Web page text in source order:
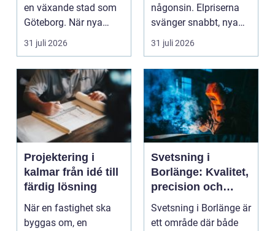
en växande stad som
Göteborg. När nya
bostäder, broar,...
31 juli 2026
någonsin. Elpriserna
svänger snabbt, nya
typer av av...
31 juli 2026
Projektering i
kalmar från idé till
färdig lösning
När en fastighet ska
byggas om, en
Svetsning i
Borlänge: Kvalitet,
precision och
hållbara
konstruktioner
Svetsning i Borlänge är
ett område där både